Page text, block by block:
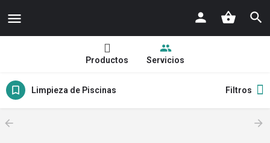
Productos Servicios
Limpieza de Piscinas Filtros